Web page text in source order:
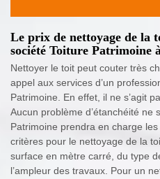
Le prix de nettoyage de la
société Toiture Patrimoine
Nettoyer le toit peut couter très
appel aux services d’un
Patrimoine. En effet, il ne s’agit
Aucun problème d’étanchéité ne
Patrimoine prendra en charge
critères pour le nettoyage de la
surface en mètre carré, du type
l’ampleur des travaux. Pour un